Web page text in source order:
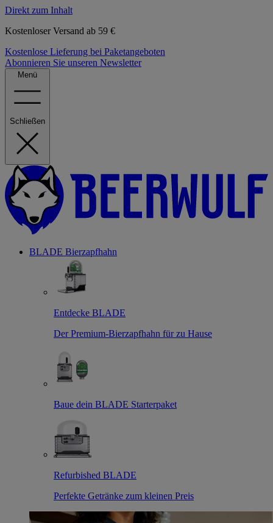
Direkt zum Inhalt
Kostenloser Versand ab 59 €
Kostenlose Lieferung bei Paketangeboten
Abonnieren Sie unseren Newsletter
Menü
Schließen
BLADE Bierzapfhahn
Entdecke BLADE
Der Premium-Bierzapfhahn für zu Hause
Baue dein BLADE Starterpaket
Refurbished BLADE
Perfekte Getränke zum kleinen Preis